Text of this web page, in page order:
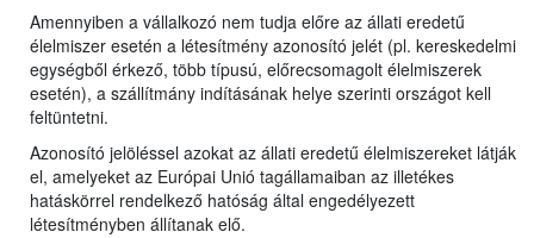
Amennyiben a vállalkozó nem tudja előre az állati eredetű
élelmiszer esetén a létesítmény azonosító jelét (pl. kereskedelmi
egységből érkező, több típusú, előrecsomagolt élelmiszerek
esetén), a szállítmány indításának helye szerinti országot kell
feltüntetni.
Azonosító jelöléssel azokat az állati eredetű élelmiszereket látják
el, amelyeket az Európai Unió tagállamaiban az illetékes
hatáskörrel rendelkező hatóság által engedélyezett
létesítményben állítanak elő.